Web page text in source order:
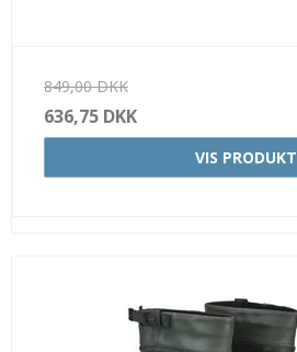
849,00 DKK
636,75 DKK
VIS PRODUKT